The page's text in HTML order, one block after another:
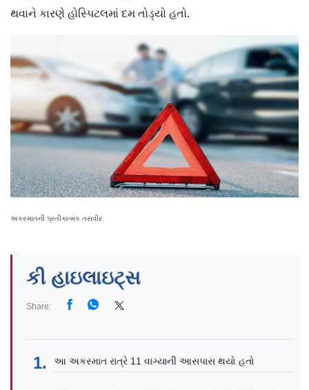
થવાને કારણે હોસ્પિટલમાં દમ તોડ્યો હતો.
અકસ્માતની પ્રતીકાત્મક તસવીર
કી હાઇલાઇટ્સ
Share:
આ અકસ્માત રાત્રે 11 વાગ્યાની આસપાસ થયો હતો